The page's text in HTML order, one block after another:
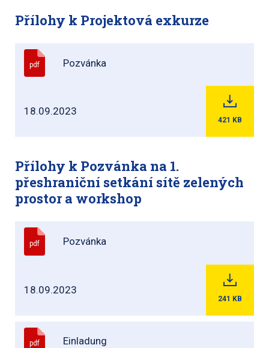
Přílohy k Projektová exkurze
pdf Pozvánka
18.09.2023
421 KB
Přílohy k Pozvánka na 1.
přeshraniční setkání sítě zelených
prostor a workshop
pdf Pozvánka
18.09.2023
241 KB
pdf Einladung